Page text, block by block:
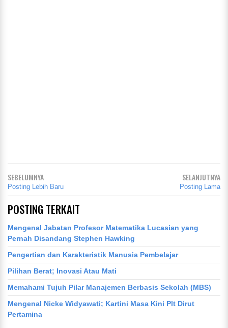
SEBELUMNYA
Posting Lebih Baru
SELANJUTNYA
Posting Lama
POSTING TERKAIT
Mengenal Jabatan Profesor Matematika Lucasian yang
Pernah Disandang Stephen Hawking
Pengertian dan Karakteristik Manusia Pembelajar
Pilihan Berat; Inovasi Atau Mati
Memahami Tujuh Pilar Manajemen Berbasis Sekolah (MBS)
Mengenal Nicke Widyawati; Kartini Masa Kini Plt Dirut
Pertamina